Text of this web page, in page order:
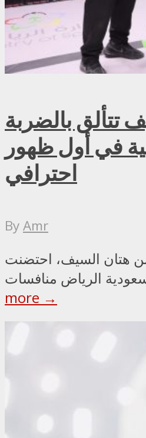
تتألق بالضربة
في أول ظهور
احترافي
ByAmr
هتان السيف، احتضنت
more →